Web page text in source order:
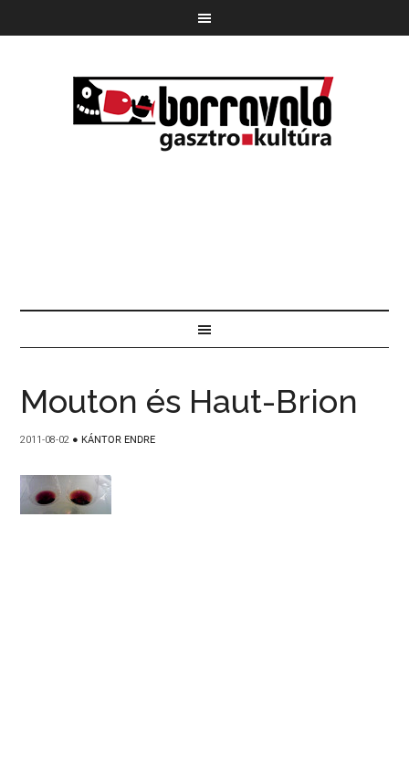
Mouton és Haut-Brion
2011-08-02 ● KÁNTOR ENDRE